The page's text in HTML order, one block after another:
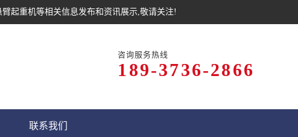
起重机等相关信息发布和资讯展示,敬请关注!
咨询服务热线
189-3736-2866
联系我们